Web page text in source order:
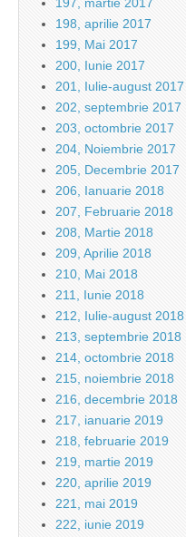
197, martie 2017
198, aprilie 2017
199, Mai 2017
200, Iunie 2017
201, Iulie-august 2017
202, septembrie 2017
203, octombrie 2017
204, Noiembrie 2017
205, Decembrie 2017
206, Ianuarie 2018
207, Februarie 2018
208, Martie 2018
209, Aprilie 2018
210, Mai 2018
211, Iunie 2018
212, Iulie-august 2018
213, septembrie 2018
214, octombrie 2018
215, noiembrie 2018
216, decembrie 2018
217, ianuarie 2019
218, februarie 2019
219, martie 2019
220, aprilie 2019
221, mai 2019
222, iunie 2019